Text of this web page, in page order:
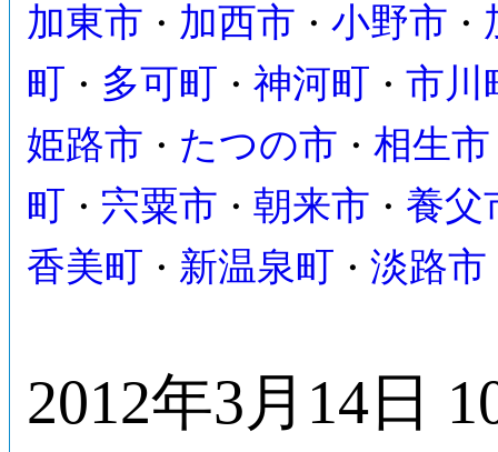
加東市 ・ 加西市 ・ 小野市 ・
町
・ 多可町 ・ 神河町 ・ 市川
姫路市 ・ たつの市 ・ 相生市
町 ・ 宍粟市 ・ 朝来市 ・ 養父
香美町
・ 新温泉町 ・ 淡路市
2012年3月14日